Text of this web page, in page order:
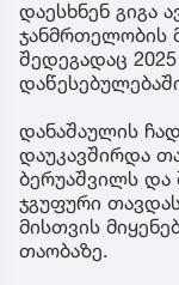
დაესხნენ გიგა
ჯანმრთელობის
შედეგადაც
დანაშაულის
დაუკავშირდა
ბერუაშვილს და
ჯგუფური
მისთვის
თაობაზე.